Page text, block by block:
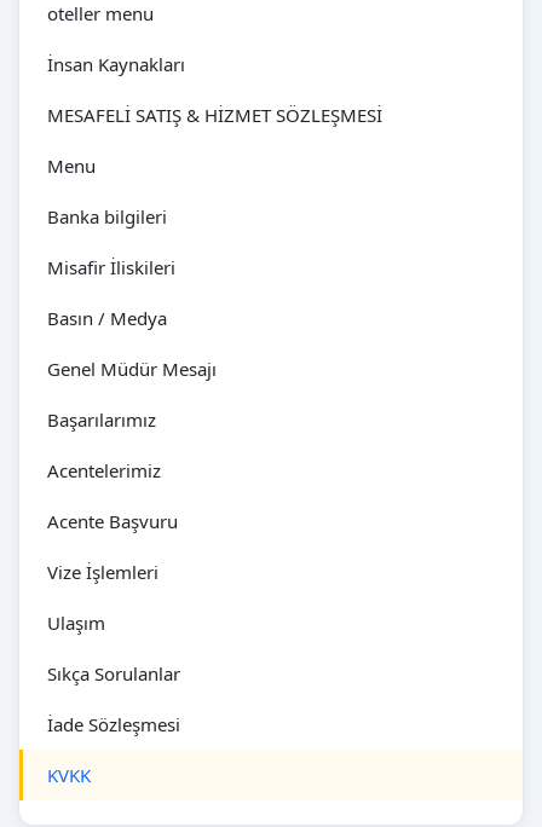
oteller menu
İnsan Kaynakları
MESAFELİ SATIŞ & HİZMET SÖZLEŞMESİ
Menu
Banka bilgileri
Misafir İliskileri
Basın / Medya
Genel Müdür Mesajı
Başarılarımız
Acentelerimiz
Acente Başvuru
Vize İşlemleri
Ulaşım
Sıkça Sorulanlar
İade Sözleşmesi
KVKK